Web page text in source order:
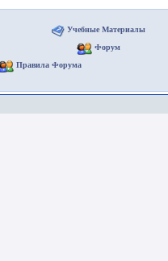
Учебные Материалы
Форум
Правила Форума